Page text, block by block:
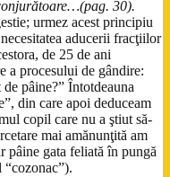
30).
urmez acest principiu
aducerii fracţiilor
de 25 de ani
a procesului de gândire:
pâine?” Întotdeauna
din care apoi deduceam
copil care nu a ştiut să-
mai amănunţită am
pâine gata feliată în pungă